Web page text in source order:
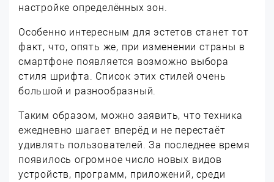
настройке определённых зон.
Особенно интересным для эстетов станет тот
факт, что, опять же, при изменении страны в
смартфоне появляется возможно выбора
стиля шрифта. Список этих стилей очень
большой и разнообразный.
Таким образом, можно заявить, что техника
ежедневно шагает вперёд и не перестаёт
удивлять пользователей. За последнее время
появилось огромное число новых видов
устройств, программ, приложений, среди